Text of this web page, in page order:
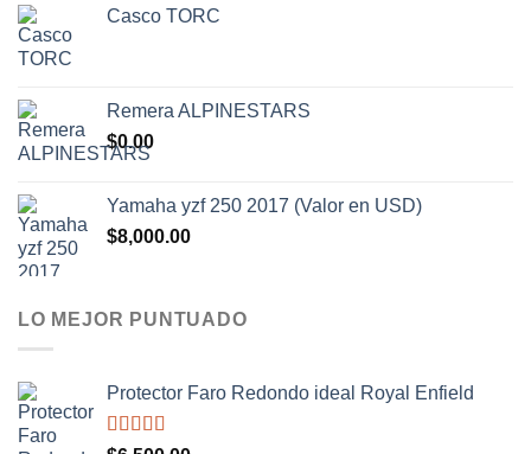
era:
Casco TORC
Remera ALPINESTARS
$0.00
Yamaha yzf 250 2017 (Valor en USD)
$8,000.00
LO MEJOR PUNTUADO
Protector Faro Redondo ideal Royal Enfield